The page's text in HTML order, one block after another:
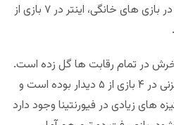
در ۹ بازی از ۱۱ دیدار اخیر است. در بازی های خانگی، اینتر در ۷ بازی از
۷ بازی از ۸ دیدار آخرش در تمام رقابت ها گل زده است.
این آمار از زمان تغییر مربی، گلزنی در ۴ بازی از ۵ دیدار بوده است و
های زیادی در فیورنتینا وجود دارد